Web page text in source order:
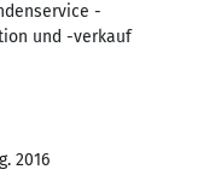
-
und -verkauf
2016